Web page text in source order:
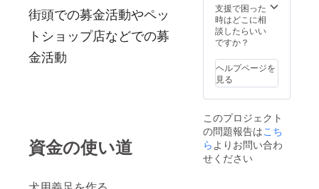
街頭での募金活動やペッ
トショップ店などでの募
金活動
資金の使い道
支援で困った
時はどこに相
談したらいい
ですか？
ヘルプページを
見る
このプロジェクト
の問題報告はこち
ら よりお問い合わ
せください